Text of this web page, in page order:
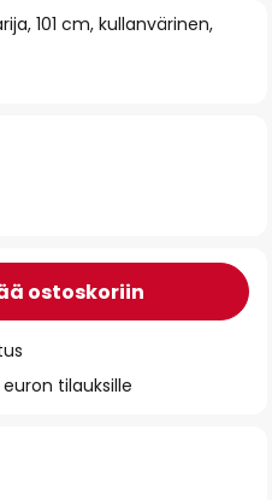
101 cm, kullanvärinen,
ostoskoriin
tilauksille